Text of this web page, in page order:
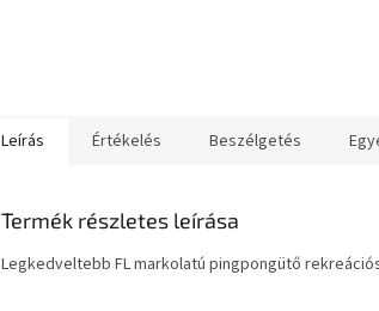
Leírás Értékelés Beszélgetés
Termék részletes leírása
Legkedveltebb FL markolatú pingpongütő